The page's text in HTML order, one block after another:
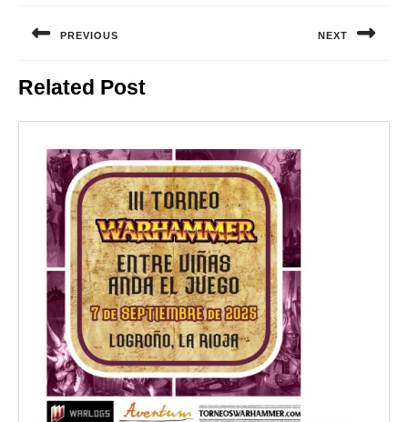
de
PREVIOUS
anterior:
NEXT
Related Post